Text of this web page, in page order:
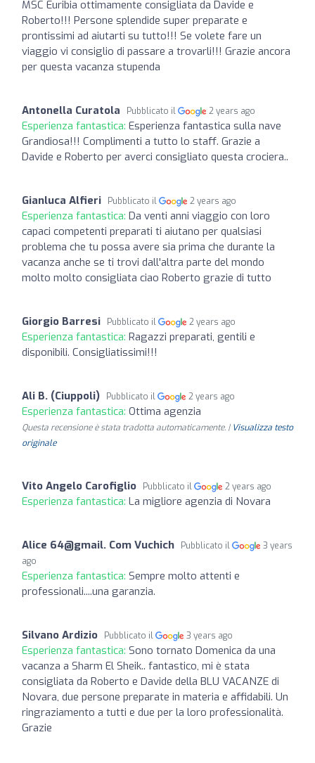
MSC Euribia ottimamente consigliata da Davide e
Roberto!!! Persone splendide super preparate e
prontissimi ad aiutarti su tutto!!! Se volete fare un
viaggio vi consiglio di passare a trovarli!!! Grazie ancora
per questa vacanza stupenda
Antonella Curatola Pubblicato il 2 years ago
Esperienza fantastica: Esperienza fantastica sulla nave
Grandiosa!!! Complimenti a tutto lo staff. Grazie a
Davide e Roberto per averci consigliato questa crociera..
Gianluca Alfieri Pubblicato il 2 years ago
Esperienza fantastica: Da venti anni viaggio con loro
capaci competenti preparati ti aiutano per qualsiasi
problema che tu possa avere sia prima che durante la
vacanza anche se ti trovi dall'altra parte del mondo
molto molto consigliata ciao Roberto grazie di tutto
Giorgio Barresi Pubblicato il 2 years ago
Esperienza fantastica: Ragazzi preparati, gentili e
disponibili. Consigliatissimi!!!
Ali B. (Ciuppoli) Pubblicato il 2 years ago
Esperienza fantastica: Ottima agenzia
Questa recensione è stata tradotta automaticamente. | Visualizza testo
originale
Vito Angelo Carofiglio Pubblicato il 2 years ago
Esperienza fantastica: La migliore agenzia di Novara
Alice 64@gmail. Com Vuchich Pubblicato il
3 years
ago
Esperienza fantastica: Sempre molto attenti e
professionali....una garanzia.
Silvano Ardizio Pubblicato il 3 years ago
Esperienza fantastica: Sono tornato Domenica da una
vacanza a Sharm El Sheik.. fantastico, mi è stata
consigliata da Roberto e Davide della BLU VACANZE di
Novara, due persone preparate in materia e affidabili. Un
ringraziamento a tutti e due per la loro professionalità.
Grazie